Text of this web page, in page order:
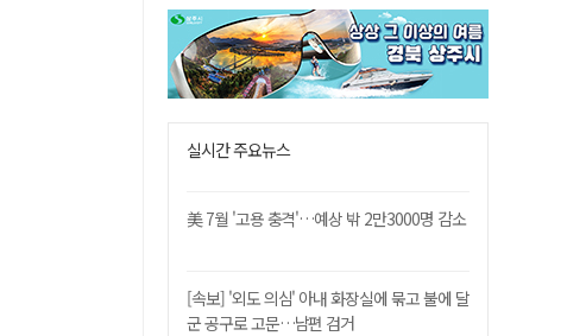
실시간 주요뉴스
美 7월 '고용 충격'…예상 밖 2만3000명 감소
[속보] '외도 의심' 아내 화장실에 묶고 불에 달
군 공구로 고문…남편 검거